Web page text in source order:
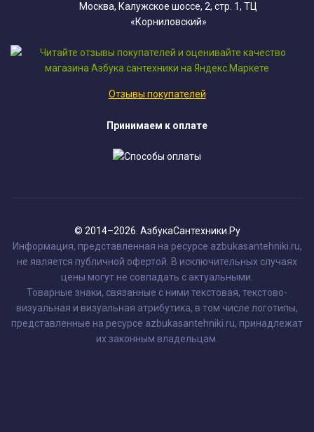
Москва, Калужское шоссе, 2, стр. 1, ТЦ
«Корниловский»
Отзывы покупателей
Принимаем к оплате
© 2014–2026. АзбукаСантехники.Ру
Информация, представленная на ресурсе azbukasantehniki.ru,
не является публичной офертой. В исключительных случаях
цены могут не совпадать с актуальными.
Товарные знаки, связанные с ними текстовая, текстово-
визуальная и визуальная атрибутика, в том числе логотипы,
представленные на ресурсе azbukasantehniki.ru, принадлежат
их законным владельцам.